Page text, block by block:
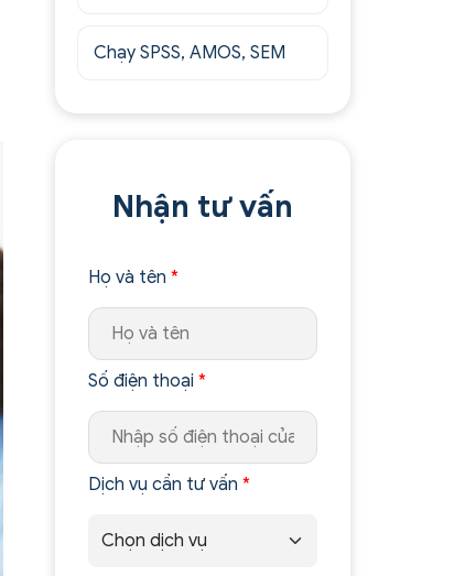
Chạy SPSS, AMOS, SEM
Nhận tư vấn
Họ và tên*
Số điện thoại*
Dịch vụ cần tư vấn*